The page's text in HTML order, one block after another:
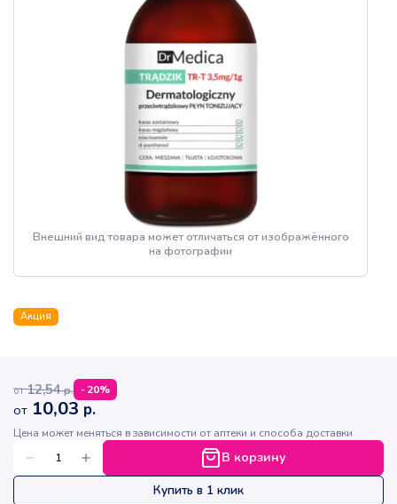
Внешний вид товара может отличаться от изображённого
на фотографии
Акция
от 12,54р. -20%
от 10,03 р.
Цена может меняться в зависимости от аптеки и способа доставки
В корзину
Купить в 1 клик